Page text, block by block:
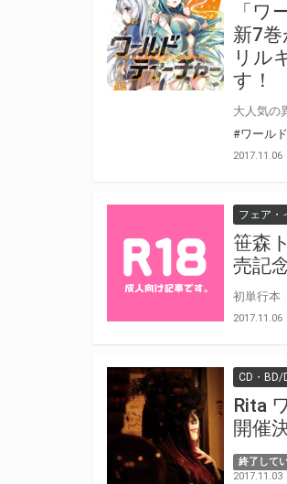
「ワ
新7
リル
す！
#ワール
2017.11.06
フェア・
笹森
売記
2017.11.06
CD・BD/
Rita
開催
終了して
2017.11.03